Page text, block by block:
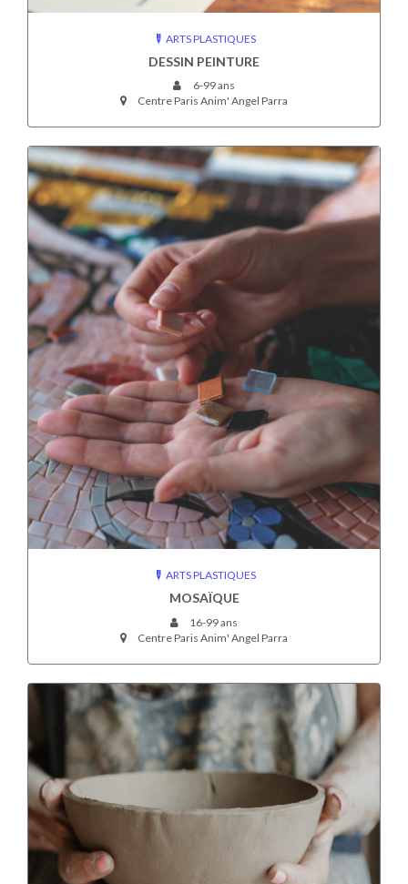
ARTS PLASTIQUES
DESSIN PEINTURE
6-99 ans
Centre Paris Anim' Angel Parra
ARTS PLASTIQUES
MOSAÏQUE
16-99 ans
Centre Paris Anim' Angel Parra